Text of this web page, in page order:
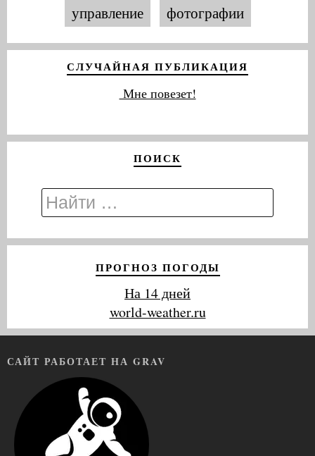
управление
фотографии
СЛУЧАЙНАЯ ПУБЛИКАЦИЯ
Мне повезет!
ПОИСК
ПРОГНОЗ ПОГОДЫ
На 14 дней
world-weather.ru
САЙТ РАБОТАЕТ НА GRAV